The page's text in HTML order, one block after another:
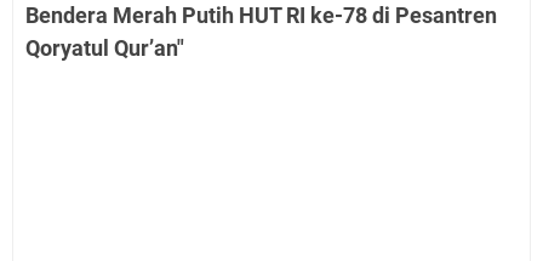
Bendera Merah Putih HUT RI ke-78 di Pesantren
Qoryatul Qur’an"